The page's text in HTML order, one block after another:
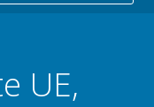
UE,